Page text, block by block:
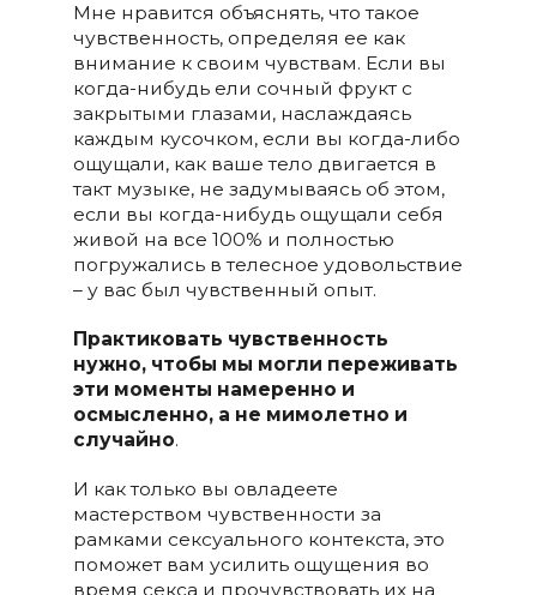
Мне нравится объяснять, что такое
чувственность, определяя ее как
внимание к своим чувствам. Если вы
когда-нибудь ели сочный фрукт с
закрытыми глазами, наслаждаясь
каждым кусочком, если вы когда-либо
ощущали, как ваше тело двигается в
такт музыке, не задумываясь об этом,
если вы когда-нибудь ощущали себя
живой на все 100% и полностью
погружались в телесное удовольствие
– у вас был чувственный опыт.
Практиковать чувственность
нужно, чтобы мы могли переживать
эти моменты намеренно и
осмысленно, а не мимолетно и
случайно.
И как только вы овладеете
мастерством чувственности за
рамками сексуального контекста, это
поможет вам усилить ощущения во
время секса и прочувствовать их на